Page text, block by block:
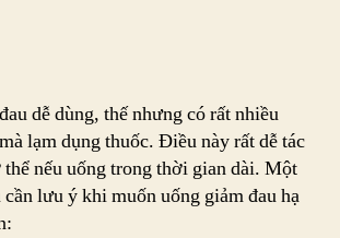
dễ dùng, thế nhưng có rất nhiều
lạm dụng thuốc. Điều này rất dễ tác
thể nếu uống trong thời gian dài. Một
lưu ý khi muốn uống giảm đau hạ